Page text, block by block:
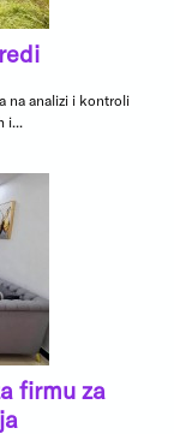
na analizi i kontroli
i...
firmu za